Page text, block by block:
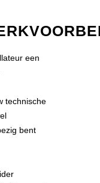
een
technische
bent